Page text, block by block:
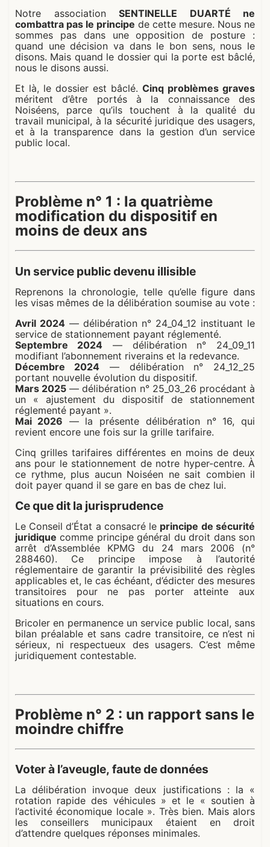
Notre association SENTINELLE DUARTÉ ne
combattra pas le principe de cette mesure. Nous ne
sommes pas dans une opposition de posture :
quand une décision va dans le bon sens, nous le
disons. Mais quand le dossier qui la porte est bâclé,
nous le disons aussi.
Et là, le dossier est bâclé. Cinq problèmes graves
méritent d’être portés à la connaissance des
Noiséens, parce qu’ils touchent à la qualité du
travail municipal, à la sécurité juridique des usagers,
et à la transparence dans la gestion d’un service
public local.
Problème n° 1 : la quatrième
modification du dispositif en
moins de deux ans
Un service public devenu illisible
Reprenons la chronologie, telle qu’elle figure dans
les visas mêmes de la délibération soumise au vote :
Avril 2024 — délibération n° 24_04_12 instituant le
service de stationnement payant réglementé.
Septembre 2024 — délibération n° 24_09_11
modifiant l’abonnement riverains et la redevance.
Décembre 2024 — délibération n° 24_12_25
portant nouvelle évolution du dispositif.
Mars 2025 — délibération n° 25_03_26 procédant à
un « ajustement du dispositif de stationnement
réglementé payant ».
Mai 2026 — la présente délibération n° 16, qui
revient encore une fois sur la grille tarifaire.
Cinq grilles tarifaires différentes en moins de deux
ans pour le stationnement de notre hyper-centre. À
ce rythme, plus aucun Noiséen ne sait combien il
doit payer quand il se gare en bas de chez lui.
Ce que dit la jurisprudence
Le Conseil d’État a consacré le principe de sécurité
juridique comme principe général du droit dans son
arrêt d’Assemblée KPMG du 24 mars 2006 (n°
288460). Ce principe impose à l’autorité
réglementaire de garantir la prévisibilité des règles
applicables et, le cas échéant, d’édicter des mesures
transitoires pour ne pas porter atteinte aux
situations en cours.
Bricoler en permanence un service public local, sans
bilan préalable et sans cadre transitoire, ce n’est ni
sérieux, ni respectueux des usagers. C’est même
juridiquement contestable.
Problème n° 2 : un rapport sans le
moindre chiffre
Voter à l’aveugle, faute de données
La délibération invoque deux justifications : la «
rotation rapide des véhicules » et le « soutien à
l’activité économique locale ». Très bien. Mais alors
les conseillers municipaux étaient en droit
d’attendre quelques réponses minimales.